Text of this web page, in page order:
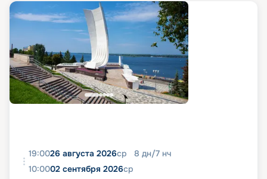
19:0026 августа 2026ср 8 дн/7 нч
10:0002 сентября 2026ср